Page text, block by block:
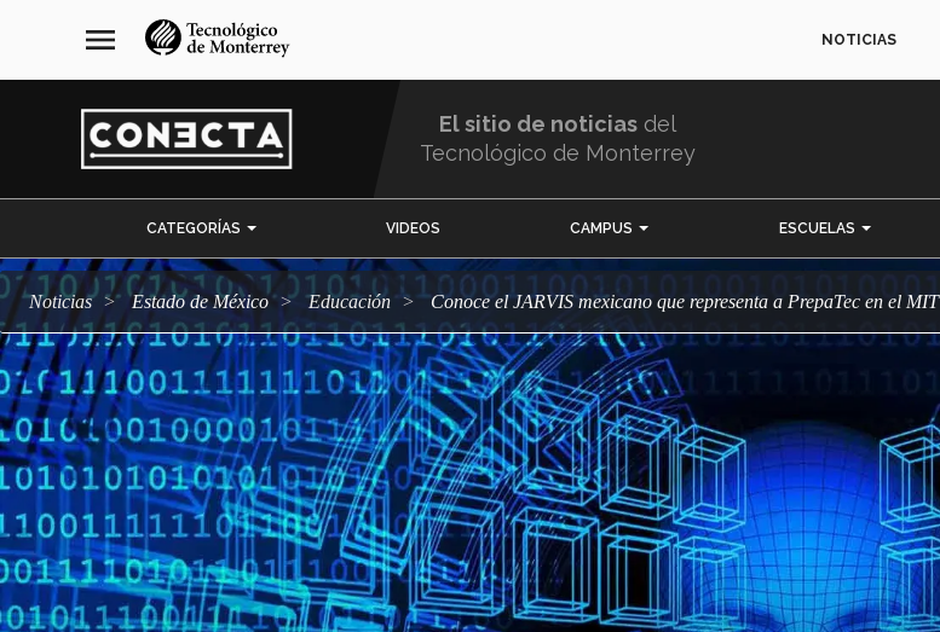
navegación
principal
menu NOTICIAS
El sitio de noticias del
Tecnológico de Monterrey
CATEGORÍAS VIDEOS CAMPUS ESCUELAS
Noticias Estado de México Educación Conoce el JARVIS mexicano que representa a PrepaTec en el MIT